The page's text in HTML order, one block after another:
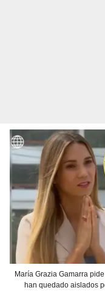
María Grazia Gamarra
han quedado aislados